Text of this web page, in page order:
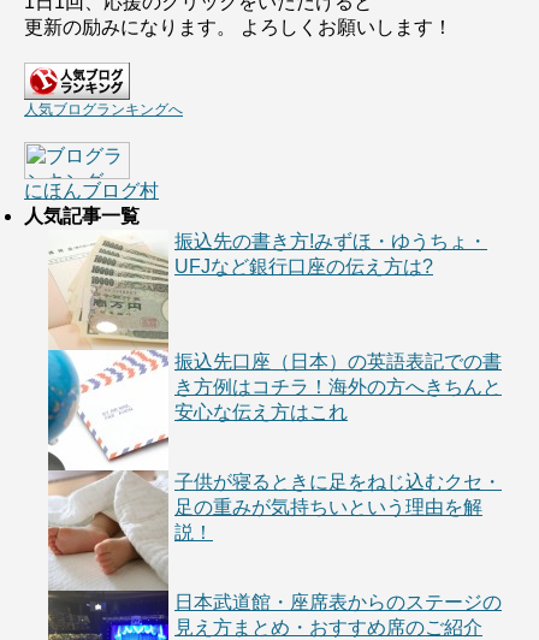
更新の励みになります。 よろしくお願いします！
人気ブログランキングへ
にほんブログ村
人気記事一覧
振込先の書き方!みずほ・ゆうちょ・
UFJなど銀行口座の伝え方は?
振込先口座（日本）の英語表記での書
き方例はコチラ！海外の方へきちんと
安心な伝え方はこれ
子供が寝るときに足をねじ込むクセ・
足の重みが気持ちいという理由を解
説！
日本武道館・座席表からのステージの
見え方まとめ・おすすめ席のご紹介